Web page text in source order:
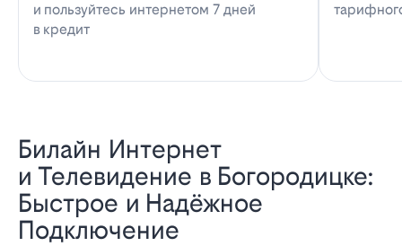
и пользуйтесь интернетом 7 дней
в кредит
Билайн Интернет
и Телевидение в Богородицке:
Быстрое и Надёжное
Подключение